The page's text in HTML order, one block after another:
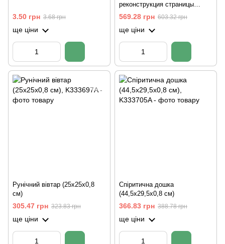
3.50 грн 3.68 грн
ще ціни
реконструкция страницы
ольха льняное масло
пчелиный воск(38х21,5х1,5
см)
569.28 грн 603.32 грн
ще ціни
Рунічний вівтар (25х25х0,8
см)
305.47 грн 323.83 грн
ще ціни
Спіритична дошка
(44,5х29,5х0,8 см)
366.83 грн 388.78 грн
ще ціни